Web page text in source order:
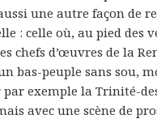
une autre façon de
: celle où, au pied des
chefs d’œuvres de la
bas-peuple sans sou,
exemple la Trinité-
avec une scène de